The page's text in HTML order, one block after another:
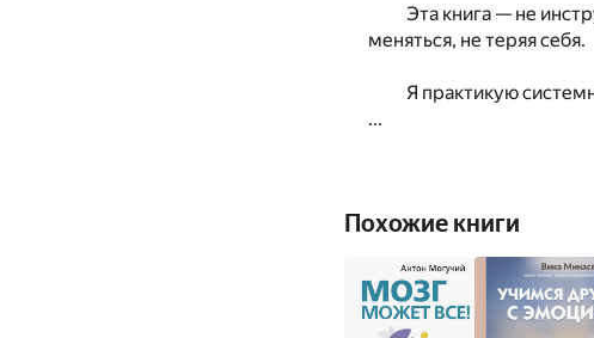
Эта книга — не
меняться, не теряя себя.
Я практикую
...
Похожие книги